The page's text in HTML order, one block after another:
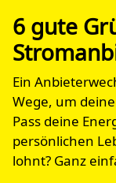
6 gute
Ein
Wege, um deine
Pass deine
persönlichen
lohnt? Ganz